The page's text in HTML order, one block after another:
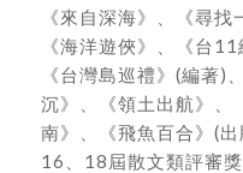
《來自深海》、《尋找
《海洋遊俠》、《台
《台灣島巡禮》(編著)
沉》、《領土出航》、
南》、《飛魚百合》(
16、18屆散文類評審